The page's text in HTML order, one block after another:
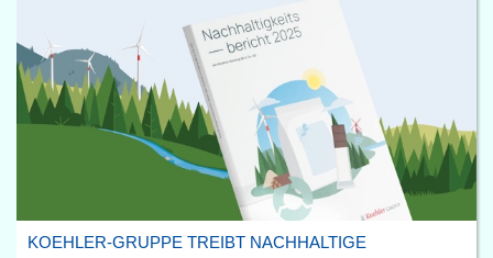
KOEHLER-GRUPPE TREIBT NACHHALTIGE